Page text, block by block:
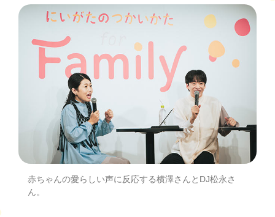
赤ちゃんの愛らしい声に反応する横澤さんとDJ松永さ
ん。